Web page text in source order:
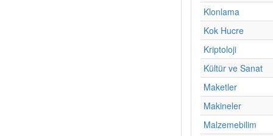
Klonlama
Kok Hucre
Kriptoloji
Kültür ve Sanat
Maketler
Makineler
Malzemebilim